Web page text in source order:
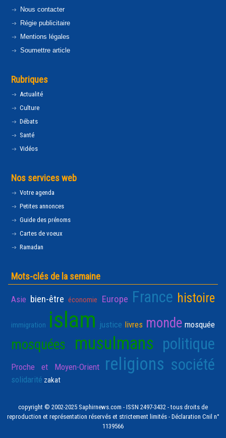
Nous contacter
Régie publicitaire
Mentions légales
Soumettre article
Rubriques
Actualité
Culture
Débats
Santé
Vidéos
Nos services web
Votre agenda
Petites annonces
Guide des prénoms
Cartes de voeux
Ramadan
Mots-clés de la semaine
Asie bien-être économie Europe France histoire
immigration islam justice livres monde mosquée
mosquées musulmans politique
Proche et Moyen-Orient religions société
solidarité zakat
copyright © 2002-2025 Saphirnews.com - ISSN 2497-3432 - tous droits de
reproduction et représentation réservés et strictement limités - Déclaration Cnil n°
1139566